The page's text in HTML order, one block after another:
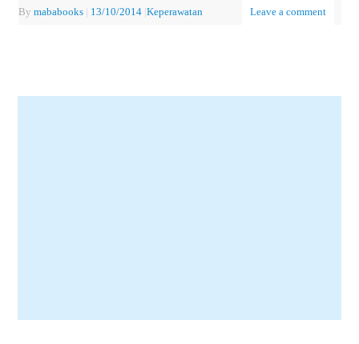
By mababooks | 13/10/2014 |Keperawatan Leave a comment